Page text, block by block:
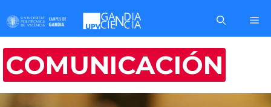
contenido
COMUNICACIÓN